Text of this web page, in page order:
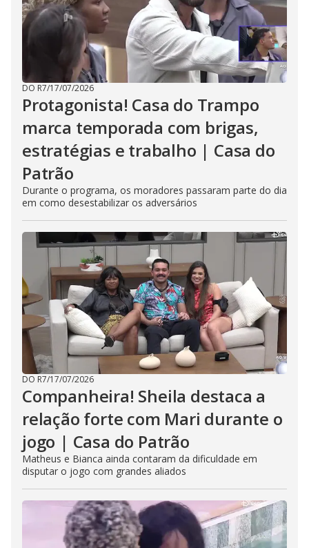
DO R7/17/07/2026
Protagonista! Casa do Trampo
marca temporada com brigas,
estratégias e trabalho | Casa do
Patrão
Durante o programa, os moradores passaram parte do dia
em como desestabilizar os adversários
DO R7/17/07/2026
Companheira! Sheila destaca a
relação forte com Mari durante o
jogo | Casa do Patrão
Matheus e Bianca ainda contaram da dificuldade em
disputar o jogo com grandes aliados